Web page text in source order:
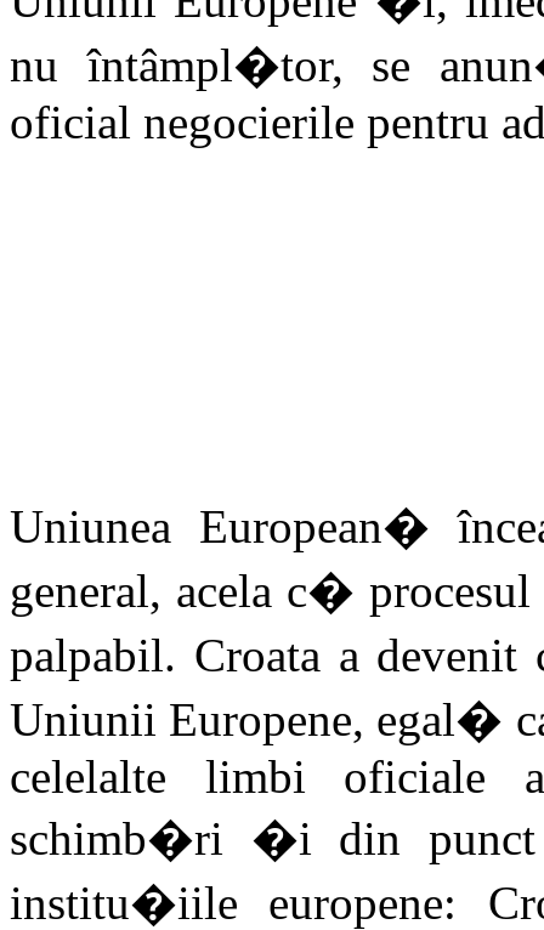
nu întâmpl�tor, se
oficial negocierile pentru
Uniunea European�
general, acela c�
palpabil. Croata a
Uniunii Europene, egal�
celelalte limbi oficiale
schimb�ri �i din punct
institu�iile europene: